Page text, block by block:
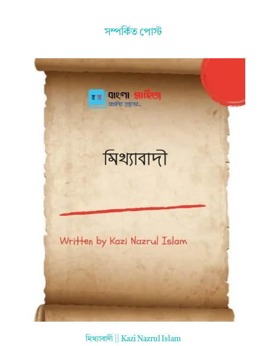
সম্পর্কিত পোস্ট
মিথ্যাবাদী || Kazi Nazrul Islam